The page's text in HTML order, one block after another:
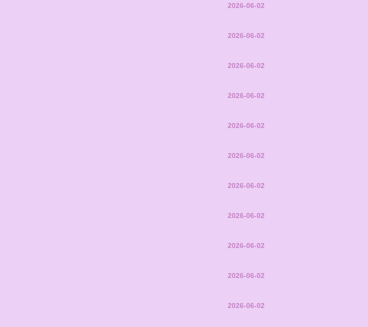
2026-06-02
2026-06-02
2026-06-02
2026-06-02
2026-06-02
2026-06-02
2026-06-02
2026-06-02
2026-06-02
2026-06-02
2026-06-02